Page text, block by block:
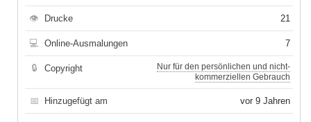
👁 Drucke 21
💻 Online-Ausmalungen 7
🔒 Copyright
Nur für den persönlichen und nicht-
kommerziellen Gebrauch
📅 Hinzugefügt am vor 9 Jahren